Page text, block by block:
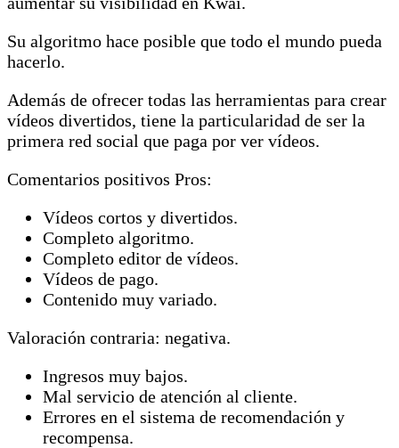
Su algoritmo hace posible que todo el mundo pueda
hacerlo.
Además de ofrecer todas las herramientas para crear
vídeos divertidos, tiene la particularidad de ser la
primera red social que paga por ver vídeos.
Comentarios positivos Pros:
Vídeos cortos y divertidos.
Completo algoritmo.
Completo editor de vídeos.
Vídeos de pago.
Contenido muy variado.
Valoración contraria: negativa.
Ingresos muy bajos.
Mal servicio de atención al cliente.
Errores en el sistema de recomendación y
recompensa.